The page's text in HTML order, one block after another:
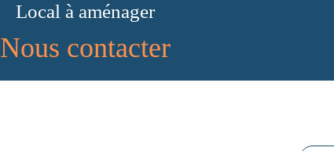
Local à aménager
Nous contacter